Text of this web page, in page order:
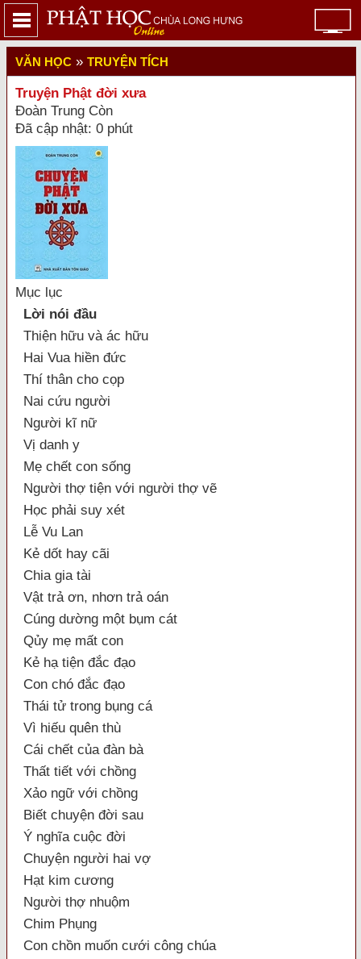
VĂN HỌC » TRUYỆN TÍCH
Truyện Phật đời xưa
Đoàn Trung Còn
Đã cập nhật: 0 phút
Mục lục
Lời nói đầu
Thiện hữu và ác hữu
Hai Vua hiền đức
Thí thân cho cọp
Nai cứu người
Người kĩ nữ
Vị danh y
Mẹ chết con sống
Người thợ tiện với người thợ vẽ
Học phải suy xét
Lễ Vu Lan
Kẻ dốt hay cãi
Chia gia tài
Vật trả ơn, nhơn trả oán
Cúng dường một bụm cát
Qủy mẹ mất con
Kẻ hạ tiện đắc đạo
Con chó đắc đạo
Thái tử trong bụng cá
Vì hiếu quên thù
Cái chết của đàn bà
Thất tiết với chồng
Xảo ngữ với chồng
Biết chuyện đời sau
Ý nghĩa cuộc đời
Chuyện người hai vợ
Hạt kim cương
Người thợ nhuộm
Chim Phụng
Con chồn muốn cưới công chúa